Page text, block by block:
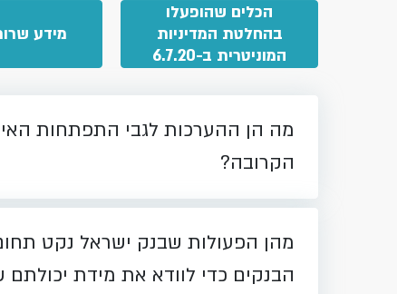
הכלים שהופעלו
בהחלטת המדיניות
המוניטרית ב-6.7.20
מידע
מה הן ההערכות לגבי התפתחות
הקרובה?
מהן הפעולות שבנק ישראל נקט
הבנקים כדי לוודא את מידת